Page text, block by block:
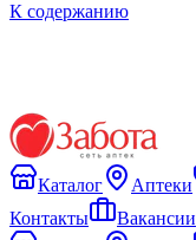
К содержанию
Каталог Аптеки
Контакты
Вакансии